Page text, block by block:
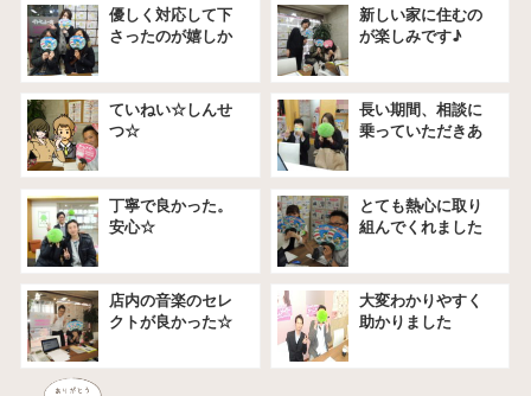
優しく対応して下
さったのが嬉しか
新しい家に住むの
が楽しみです♪
ていねい☆しんせ
つ☆
長い期間、相談に
乗っていただきあ
した(≧∇≦)
丁寧で良かった。
安心☆
とても熱心に取り
組んでくれました
店内の音楽のセレ
クトが良かった☆
大変わかりやすく
助かりました